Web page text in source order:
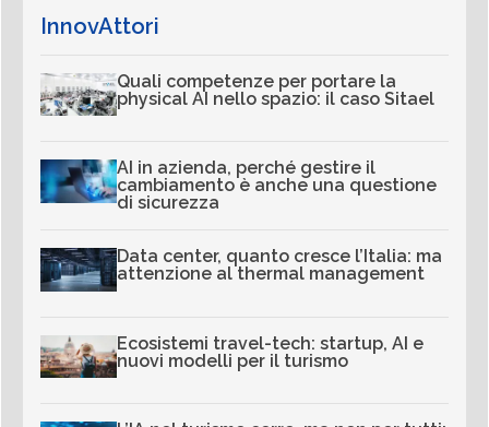
InnovAttori
Quali competenze per portare la
physical AI nello spazio: il caso Sitael
AI in azienda, perché gestire il
cambiamento è anche una questione
di sicurezza
Data center, quanto cresce l’Italia: ma
attenzione al thermal management
Ecosistemi travel-tech: startup, AI e
nuovi modelli per il turismo